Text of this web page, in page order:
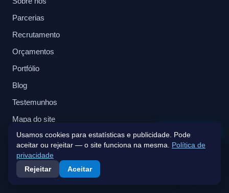
Parcerias
Recrutamento
Orçamentos
Portfólio
Blog
Testemunhos
Mapa do site
Contactos
Newsletter
Fale connosco
Usamos cookies para estatísticas e publicidade. Pode
aceitar ou rejeitar — o site funciona na mesma. Política de
privacidade
Rejeitar
Aceitar